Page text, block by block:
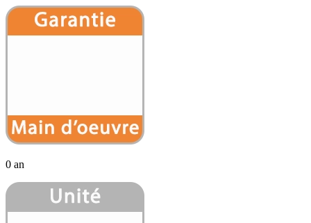
0 an